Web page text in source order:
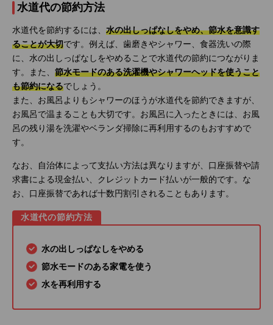
水道代の節約方法
水道代を節約するには、 水の出しっぱなしをやめ、節水を意識す
ることが大切です。例えば、歯磨きやシャワー、食器洗いの際
に、水の出しっぱなしをやめることで水道代の節約につながりま
す。また、 節水モードのある洗濯機やシャワーヘッドを使うこと
も節約になるでしょう。
また、お風呂よりもシャワーのほうが水道代を節約できますが、
お風呂で温まることも大切です。お風呂に入ったときには、お風
呂の残り湯を洗濯やベランダ掃除に再利用するのもおすすめで
す。
なお、自治体によって支払い方法は異なりますが、口座振替や請
求書による現金払い、クレジットカード払いが一般的です。な
お、口座振替であれば十数円割引されることもあります。
水道代の節約方法
水の出しっぱなしをやめる
節水モードのある家電を使う
水を再利用する